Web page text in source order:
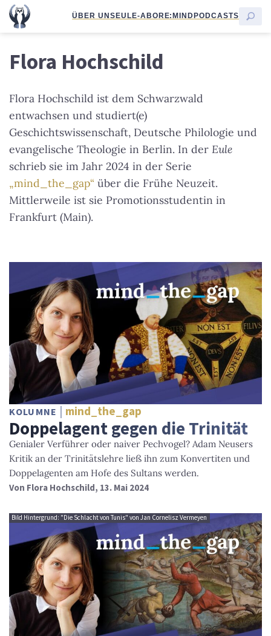
ÜBER UNSEULE-ABORE:MINDPODCASTS
Flora Hochschild
Flora Hochschild ist dem Schwarzwald
entwachsen und studiert(e)
Geschichtswissenschaft, Deutsche Philologie und
evangelische Theologie in Berlin. In der Eule
schrieb sie im Jahr 2024 in der Serie
„mind_the_gap“ über die Frühe Neuzeit.
Mittlerweile ist sie Promotionsstudentin in
Frankfurt (Main).
KOLUMNE mind_the_gap
Doppelagent gegen die Trinität
Genialer Verführer oder naiver Pechvogel? Adam Neusers
Kritik an der Trinitätslehre ließ ihn zum Konvertiten und
Doppelagenten am Hofe des Sultans werden.
Von Flora Hochschild, 13. Mai 2024
Bild Hintergrund: "Die Schlacht von Tunis" von Jan Cornelisz Vermeyen